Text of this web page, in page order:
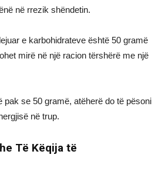
në rrezik shëndetin.
e karbohidrateve është 50 gramë
mirë në një racion tërshërë me një
pak se 50 gramë, atëherë do të pësoni
në trup.
Të Këqija të